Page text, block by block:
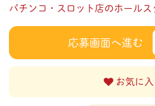
学歴不問
服装自由 未経験・初心者OK 決
経験不要
立ち仕事 経験者・有資格者歓迎
自由
パチンコ・スロット店のホール
応募画面へ進む
お気に入